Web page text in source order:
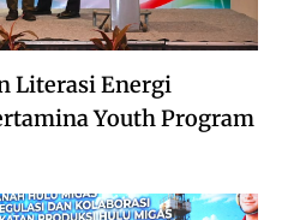
Literasi Energi
Youth Program